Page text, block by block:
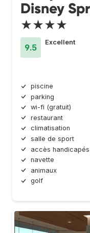
Disney
★★★★
9.5
Excellent
piscine
parking
wi-fi (gratuit)
restaurant
climatisation
salle de sport
accès handicapés
navette
animaux
golf